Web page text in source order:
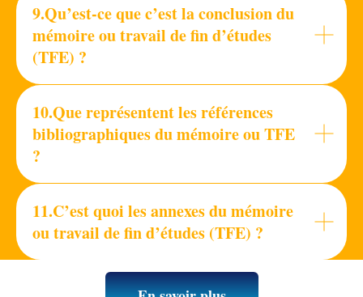
9.Qu’est-ce que c’est la conclusion du
mémoire ou travail de fin d’études
(TFE) ?
10.Que représentent les références
bibliographiques du mémoire ou TFE
?
11.C’est quoi les annexes du mémoire
ou travail de fin d’études (TFE) ?